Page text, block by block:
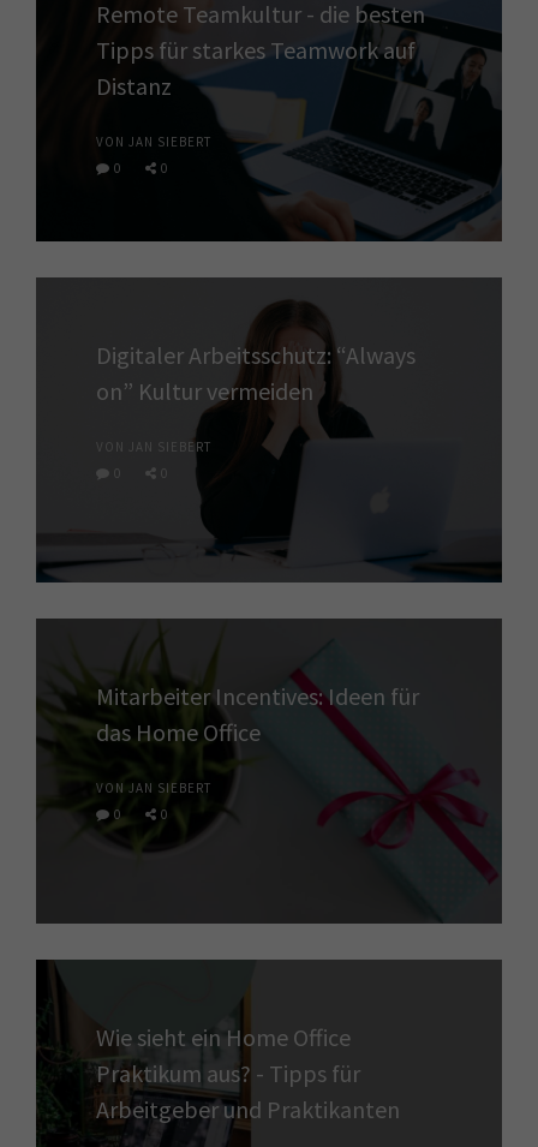
Remote Teamkultur - die besten
Tipps für starkes Teamwork auf
Distanz
VON JAN SIEBERT
0
0
Digitaler Arbeitsschutz: “Always
on” Kultur vermeiden
VON JAN SIEBERT
0
0
Mitarbeiter Incentives: Ideen für
das Home Office
VON JAN SIEBERT
0
0
Wie sieht ein Home Office
Praktikum aus? - Tipps für
Arbeitgeber und Praktikanten